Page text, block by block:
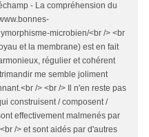
- La compréhension du
microbien/<br /> <br
et la membrane) est en fait
régulier et cohérent
me semble joliment
/> <br /> Il n'en reste pas
construisent / composent /
effectivement malmenés par
/> et sont aidés par d'autres